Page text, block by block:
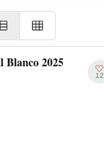
Blanco 2025
12